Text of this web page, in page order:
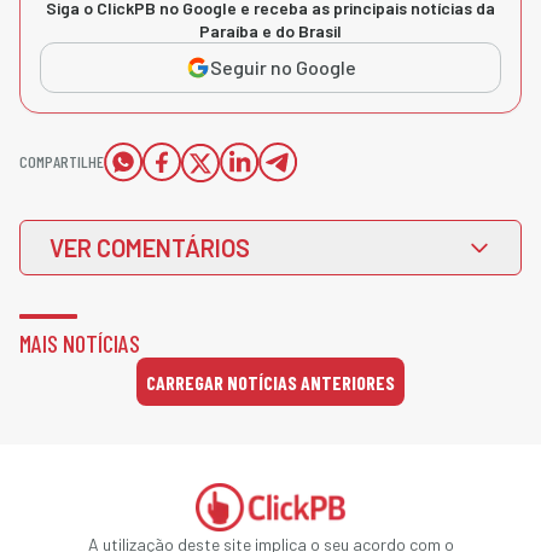
Siga o ClickPB no Google e receba as principais notícias da
Paraíba e do Brasil
Seguir no Google
COMPARTILHE
VER COMENTÁRIOS
MAIS NOTÍCIAS
CARREGAR NOTÍCIAS ANTERIORES
A utilização deste site implica o seu acordo com o